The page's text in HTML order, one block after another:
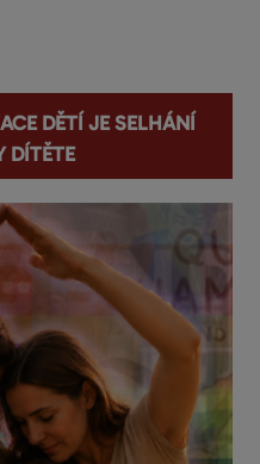
dětí je selhání
dítěte